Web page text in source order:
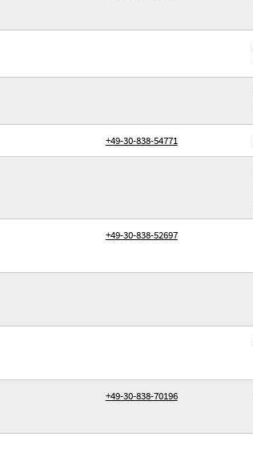
+49-30-838-54771
+49-30-838-52697
+49-30-838-70196